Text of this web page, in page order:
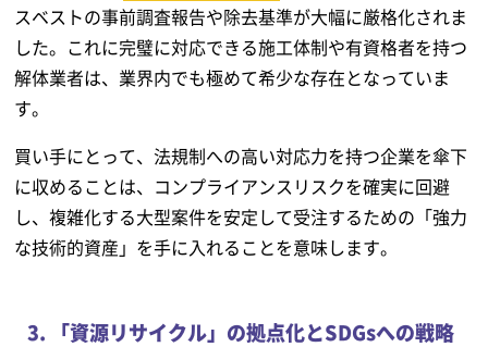
スベストの事前調査報告や除去基準が大幅に厳格化されま
した。これに完璧に対応できる施工体制や有資格者を持つ
解体業者は、業界内でも極めて希少な存在となっていま
す。
買い手にとって、法規制への高い対応力を持つ企業を傘下
に収めることは、コンプライアンスリスクを確実に回避
し、複雑化する大型案件を安定して受注するための「強力
な技術的資産」を手に入れることを意味します。
3. 「資源リサイクル」の拠点化とSDGsへの戦略